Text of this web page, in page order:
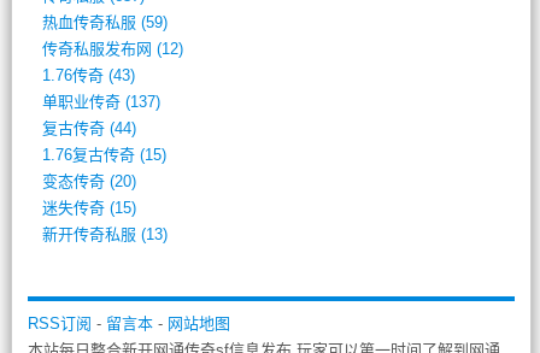
热血传奇私服 (59)
传奇私服发布网 (12)
1.76传奇(43)
单职业传奇(137)
复古传奇(44)
1.76复古传奇(15)
变态传奇(20)
迷失传奇(15)
新开传奇私服 (13)
RSS订阅 - 留言本- 网站地图